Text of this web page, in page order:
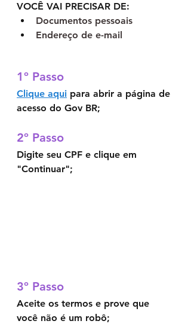
VOCÊ VAI PRECISAR DE:
Documentos pessoais
Endereço de e-mail
Clique aqui para abrir a página de
acesso do Gov BR;
Digite seu CPF e clique em
"Continuar";
Aceite os termos e prove que
você não é um robô;